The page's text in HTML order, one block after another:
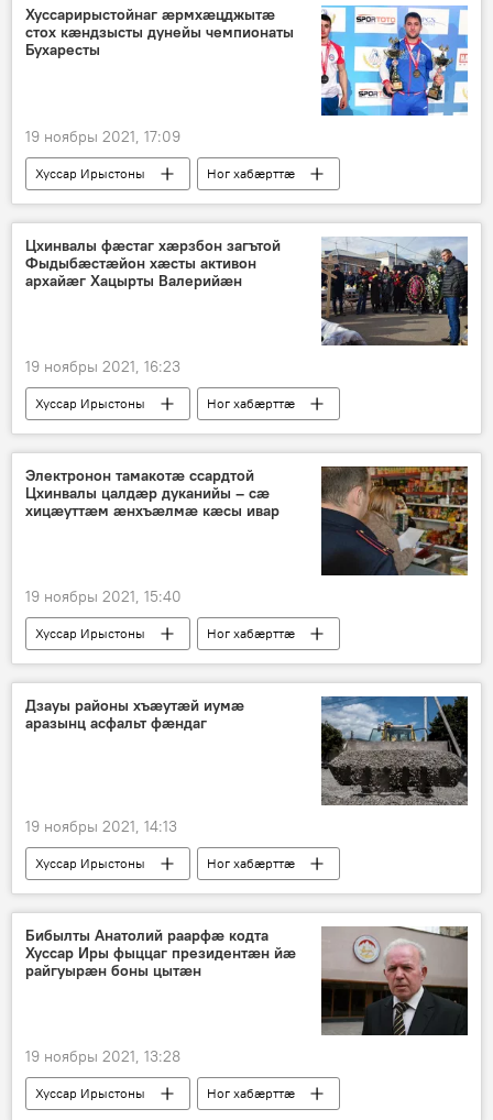
Хуссарирыстойнаг ӕрмхӕцджытӕ
стох кӕндзысты дунейы чемпионаты
Бухаресты
19 ноябры 2021, 17:09
Хуссар Ирыстоны
Ног хабӕрттӕ
Цӕгат Ирыстон
Спорт
Цхинвалы фӕстаг хӕрзбон загътой
Фыдыбӕстӕйон хӕсты активон
архайӕг Хацырты Валерийӕн
19 ноябры 2021, 16:23
Хуссар Ирыстоны Ног хабӕрттӕ
Электронон тамакотӕ ссардтой
Цхинвалы цалдӕр дуканийы – сӕ
хицӕуттӕм ӕнхъӕлмӕ кӕсы ивар
19 ноябры 2021, 15:40
Хуссар Ирыстоны Ног хабӕрттӕ
Дзауы районы хъӕутӕй иумӕ
аразынц асфальт фӕндаг
19 ноябры 2021, 14:13
Хуссар Ирыстоны Ног хабӕрттӕ
Бибылты Анатолий раарфӕ кодта
Хуссар Иры фыццаг президентӕн йӕ
райгуырӕн боны цытӕн
19 ноябры 2021, 13:28
Хуссар Ирыстоны Ног хабӕрттӕ